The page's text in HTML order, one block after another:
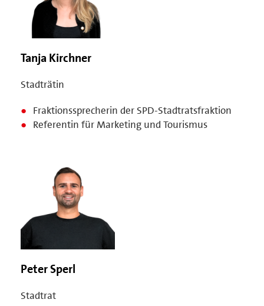
Tanja Kirchner
Stadträtin
Fraktionssprecherin der SPD-Stadtratsfraktion
Referentin für Marketing und Tourismus
Peter Sperl
Stadtrat